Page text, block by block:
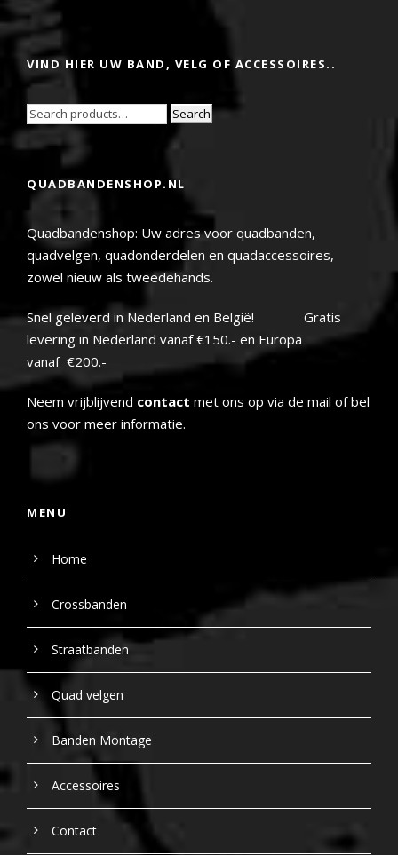
VIND HIER UW BAND, VELG OF ACCESSOIRES..
Search
QUADBANDENSHOP.NL
Quadbandenshop: Uw adres voor quadbanden,
quadvelgen, quadonderdelen en quadaccessoires,
zowel nieuw als tweedehands.
Snel geleverd in Nederland en België! Gratis
levering in Nederland vanaf €150.- en Europa
vanaf €200.-
Neem vrijblijvend contact met ons op via de mail of bel
ons voor meer informatie.
MENU
Home
Crossbanden
Straatbanden
Quad velgen
Banden Montage
Accessoires
Contact